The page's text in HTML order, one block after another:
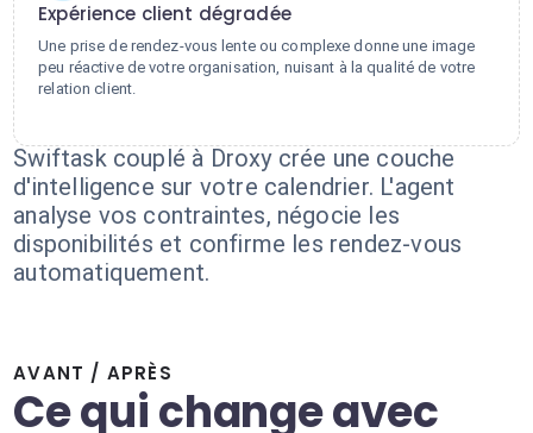
Expérience client dégradée
Une prise de rendez-vous lente ou complexe donne une image
peu réactive de votre organisation, nuisant à la qualité de votre
relation client.
Swiftask couplé à Droxy crée une couche
d'intelligence sur votre calendrier. L'agent
analyse vos contraintes, négocie les
disponibilités et confirme les rendez-vous
automatiquement.
AVANT / APRÈS
Ce qui change avec